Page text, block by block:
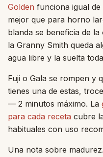
Golden funciona igual
mejor que para horno
blanda se beneficia de
la Granny Smith queda
agua libre y la suelta
Fuji o Gala se rompen y
tienes una de estas,
— 2 minutos máximo. La
para cada receta cubre
habituales con uso
Una nota sobre